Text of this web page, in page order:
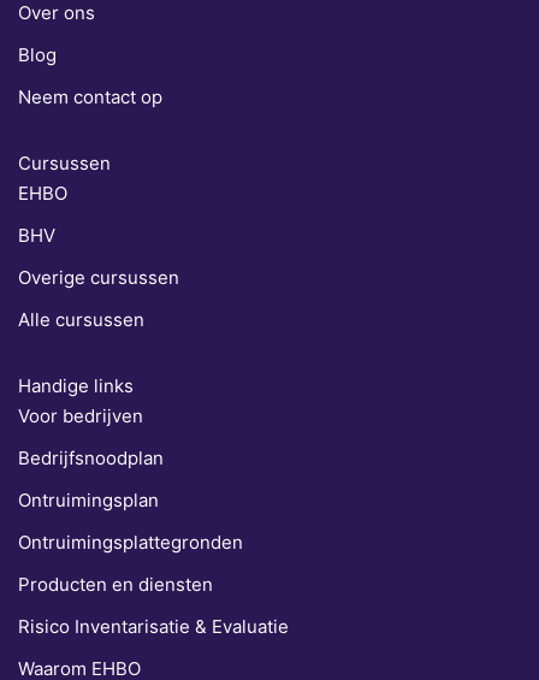
Over ons
Blog
Neem contact op
Cursussen
EHBO
BHV
Overige cursussen
Alle cursussen
Handige links
Voor bedrijven
Bedrijfsnoodplan
Ontruimingsplan
Ontruimingsplattegronden
Producten en diensten
Risico Inventarisatie & Evaluatie
Waarom EHBO